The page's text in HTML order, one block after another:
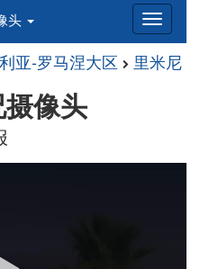
头
亚-罗马涅大区 里米尼
像头